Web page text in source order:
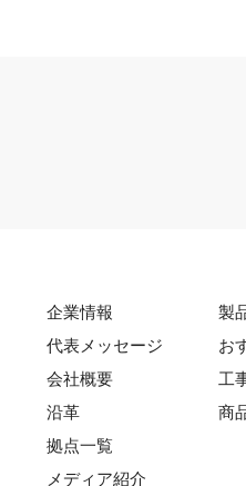
企業情報
代表メッセージ
会社概要
沿革
拠点一覧
メディア紹介
製
お
工
商